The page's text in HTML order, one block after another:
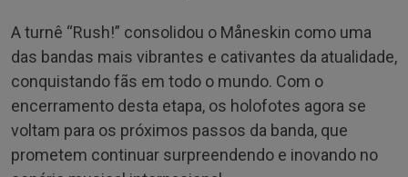
A turnê “Rush!” consolidou o Måneskin como uma
das bandas mais vibrantes e cativantes da atualidade,
conquistando fãs em todo o mundo. Com o
encerramento desta etapa, os holofotes agora se
voltam para os próximos passos da banda, que
prometem continuar surpreendendo e inovando no